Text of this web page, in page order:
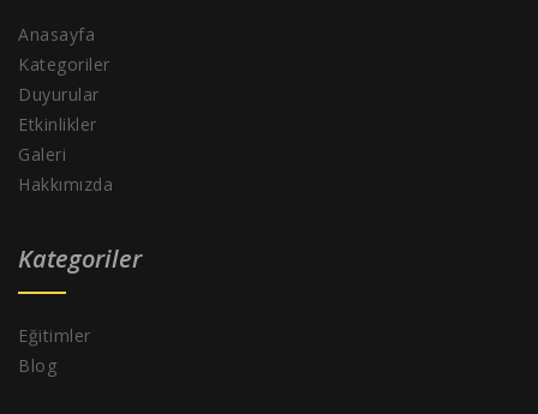
Anasayfa
Kategoriler
Duyurular
Etkinlikler
Galeri
Hakkımızda
Kategoriler
Eğitimler
Blog